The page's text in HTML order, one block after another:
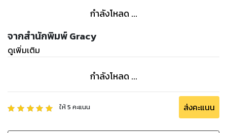
คนดูจึงรู้สึกร่วมไปกับหนังได้ไม่ยาก
ฉากจบของเรื่อง ถือว่าขมวดปมได้สวยงาม เล่าแค่นี้ ที่เหลือไปหาดู
กันเอง เล่าหมดเดี๋ยวไม่สนุก เรียนจีนไป ดูหนังไป หรอยอย่างแรง
นิ "
กำลังโหลด ...
จากสำนักพิมพ์ Gracy
ดูเพิ่มเติม
กำลังโหลด ...
ให้5 คะแนน ส่งคะแนน